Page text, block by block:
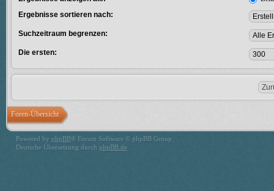
Ergebnisse sortieren nach:
Suchzeitraum begrenzen:
Die ersten:
Foren-Übersicht
Powered by phpBB® Forum Software © phpBB Group
Deutsche Übersetzung durch phpBB.de